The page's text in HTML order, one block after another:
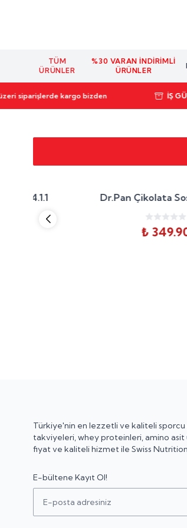
TÜM
ÜRÜNLER
%30 VARAN İNDIRIMLI
ÜRÜNLER
siparişlerde kargo bizden İŞ
Dr.Pan Çikolata Sosu (380gr)
₺ 349.90
Türkiye'nin en lezzetli ve kaliteli sporcu
takviyeleri, whey proteinleri, amino asit
fiyat ve kaliteli hizmet ile Swiss
E-bültene Kayıt Ol!